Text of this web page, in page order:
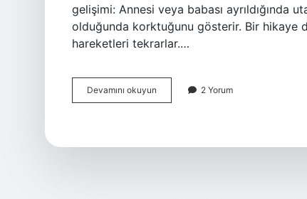
gelişimi: Annesi veya babası ayrıldığında
olduğunda korktuğunu gösterir. Bir hikaye
hareketleri tekrarlar.…
Devamını okuyun
Yaş
2 Yorum